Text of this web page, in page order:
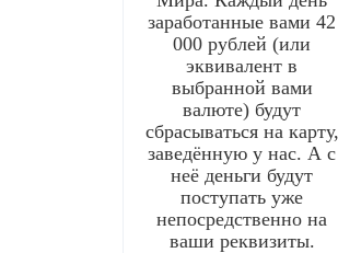
заработанные вами 42
000 рублей (или
эквивалент в
выбранной вами
валюте) будут
сбрасываться на карту,
заведённую у нас. А с
неё деньги будут
поступать уже
непосредственно на
ваши реквизиты.